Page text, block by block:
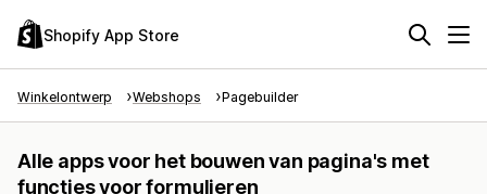
Shopify App Store
Winkelontwerp Webshops Pagebuilder
Alle apps voor het bouwen van pagina's met
functies voor formulieren